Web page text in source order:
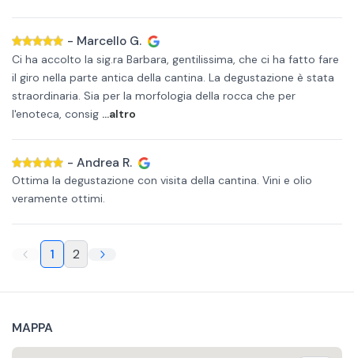
- Marcello G.
Ci ha accolto la sig.ra Barbara, gentilissima, che ci ha fatto fare
il giro nella parte antica della cantina. La degustazione è stata
straordinaria. Sia per la morfologia della rocca che per
l'enoteca, consig ...altro
- Andrea R.
Ottima la degustazione con visita della cantina. Vini e olio
veramente ottimi.
1 2
MAPPA